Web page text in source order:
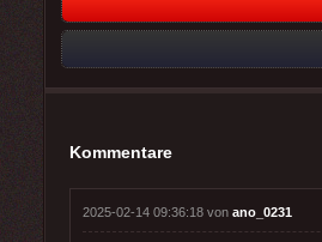
Kommentare
2025-02-14 09:36:18 von ano_0231